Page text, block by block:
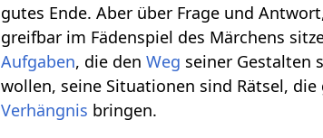
gutes Ende. Aber über Frage und
greifbar im Fädenspiel des Märchens
Aufgaben, die denWeg seiner Gestalten
wollen, seine Situationen sind Rätsel,
Verhängnis bringen.